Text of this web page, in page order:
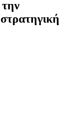
την